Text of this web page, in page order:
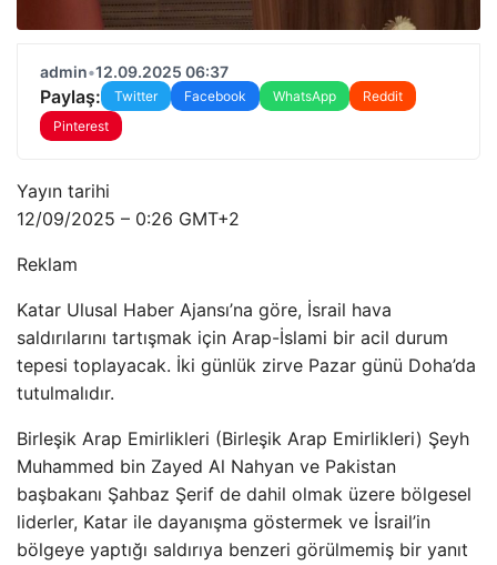
admin•12.09.2025 06:37
Paylaş: Twitter Facebook WhatsApp
Reddit
Pinterest
Yayın tarihi
12/09/2025 – 0:26 GMT+2
Reklam
Katar Ulusal Haber Ajansı’na göre, İsrail hava
saldırılarını tartışmak için Arap-İslami bir acil durum
tepesi toplayacak. İki günlük zirve Pazar günü Doha’da
tutulmalıdır.
Birleşik Arap Emirlikleri (Birleşik Arap Emirlikleri) Şeyh
Muhammed bin Zayed Al Nahyan ve Pakistan
başbakanı Şahbaz Şerif de dahil olmak üzere bölgesel
liderler, Katar ile dayanışma göstermek ve İsrail’in
bölgeye yaptığı saldırıya benzeri görülmemiş bir yanıt